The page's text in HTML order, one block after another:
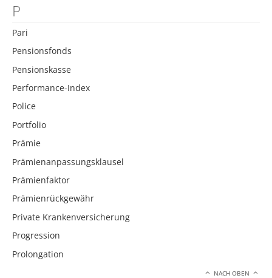
P
Pari
Pensionsfonds
Pensionskasse
Performance-Index
Police
Portfolio
Prämie
Prämienanpassungsklausel
Prämienfaktor
Prämienrückgewähr
Private Krankenversicherung
Progression
Prolongation
NACH OBEN